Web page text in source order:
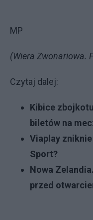
MP
(Wiera Zwonariowa.
Czytaj dalej:
Kibice
biletów na
Viaplay zniknie
Sport?
Nowa
przed